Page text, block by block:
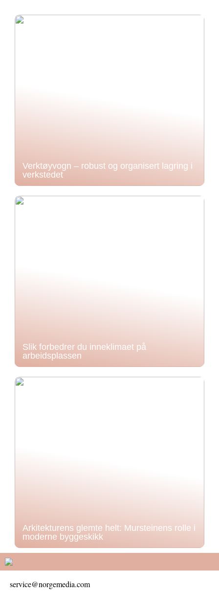
Verktøyvogn – robust og organisert lagring i
verkstedet
Slik forbedrer du inneklimaet på
arbeidsplassen
Arkitekturens glemte helt: Mursteinens rolle i
moderne byggeskikk
service@norgemedia.com